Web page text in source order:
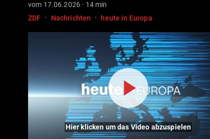
vom 17.06.2026 · 14 min
ZDF · Nachrichten · heute in Europa
Hier klicken um das Video abzuspielen